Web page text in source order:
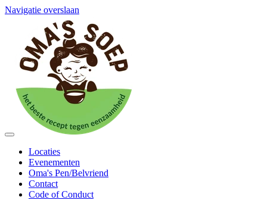
Navigatie overslaan
Locaties
Evenementen
Oma's Pen/Belvriend
Contact
Code of Conduct